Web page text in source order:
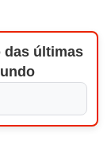
das últimas